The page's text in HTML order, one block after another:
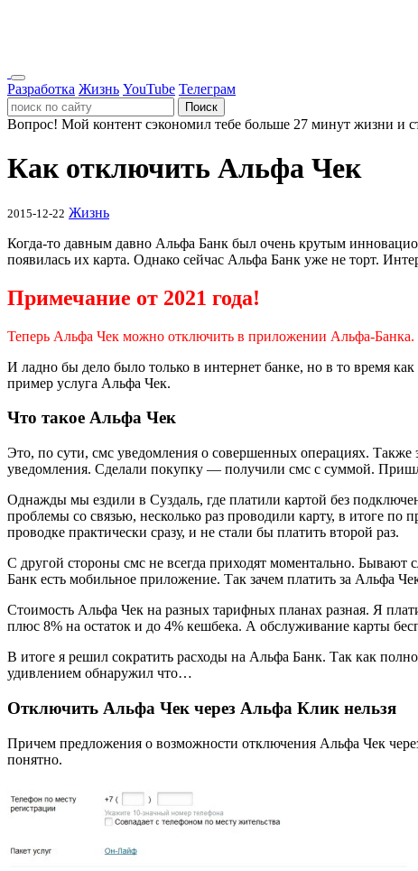
Разработка Жизнь YouTube Телеграм
Поиск
Вопрос! Мой контент сэкономил тебе больше 27 минут жизни и
Как отключить Альфа Чек
2015-12-22 Жизнь
Когда-то давным давно Альфа Банк был очень крутым
появилась их карта. Однако сейчас Альфа Банк уже не торт.
Примечание от 2021 года!
Теперь Альфа Чек можно отключить в приложении Альфа-
И ладно бы дело было только в интернет банке, но в то время
пример услуга Альфа Чек.
Что такое Альфа Чек
Это, по сути, смс уведомления о совершенных операциях.
уведомления. Сделали покупку — получили смс с суммой.
Однажды мы ездили в Суздаль, где платили картой без
проблемы со связью, несколько раз проводили карту, в итоге
проводке практически сразу, и не стали бы платить второй раз.
С другой стороны смс не всегда приходят моментально.
Банк есть мобильное приложение. Так зачем платить за Альфа
Стоимость Альфа Чек на разных тарифных планах разная. Я
плюс 8% на остаток и до 4% кешбека. А обслуживание карты
В итоге я решил сократить расходы на Альфа Банк. Так как
удивлением обнаружил что…
Отключить Альфа Чек через Альфа Клик нельзя
Причем предложения о возможности отключения Альфа Чек
понятно.